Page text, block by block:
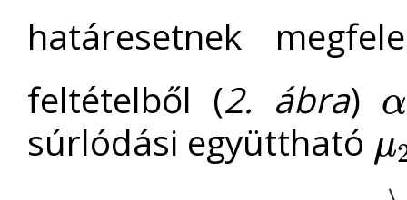
határesetnek
feltételből (2. ábra) α
α=
súrlódási együttható μ
μ2=